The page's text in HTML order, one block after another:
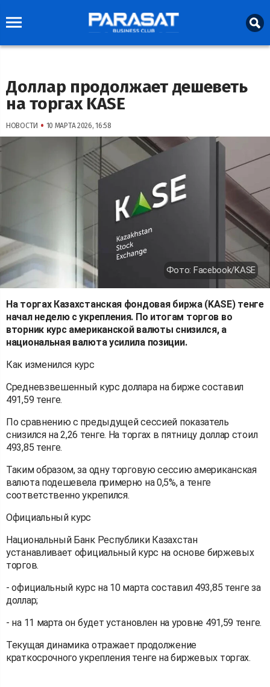
Доллар продолжает дешеветь
на торгах KASE
НОВОСТИ • 10 МАРТА 2026, 16:58
Фото: Facebook/KASE
На торгах Казахстанская фондовая биржа (KASE) тенге
начал неделю с укрепления. По итогам торгов во
вторник курс американской валюты снизился, а
национальная валюта усилила позиции.
Как изменился курс
Средневзвешенный курс доллара на бирже составил
491,59 тенге.
По сравнению с предыдущей сессией показатель
снизился на 2,26 тенге. На торгах в пятницу доллар стоил
493,85 тенге.
Таким образом, за одну торговую сессию американская
валюта подешевела примерно на 0,5%, а тенге
соответственно укрепился.
Официальный курс
Национальный Банк Республики Казахстан
устанавливает официальный курс на основе биржевых
торгов.
- официальный курс на 10 марта составил 493,85 тенге за
доллар;
- на 11 марта он будет установлен на уровне 491,59 тенге.
Текущая динамика отражает продолжение
краткосрочного укрепления тенге на биржевых торгах.